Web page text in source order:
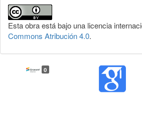
Esta obra está bajo una licencia
Commons Atribución 4.0.
0